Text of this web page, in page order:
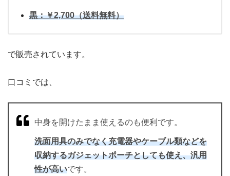
黒：￥2,700（送料無料）
で販売されています。
口コミでは、
中身を開けたまま使えるのも便利です。
洗面用具のみでなく充電器やケーブル類などを
収納するガジェットポーチとしても使え、汎用
性が高いです。